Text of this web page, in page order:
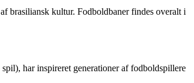
brasiliansk kultur. Fodboldbaner findes overalt i
har inspireret generationer af fodboldspillere